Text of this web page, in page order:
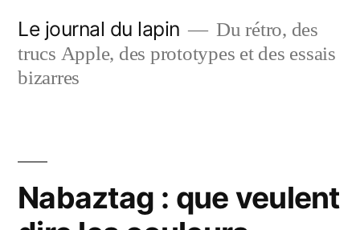
contenu
Le journal du lapin
Du rétro, des
trucs Apple, des prototypes et des essais
bizarres
Nabaztag : que veulent